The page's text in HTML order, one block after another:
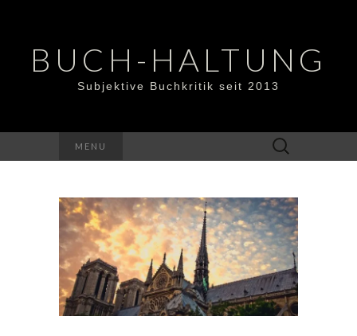
BUCH-HALTUNG
Subjektive Buchkritik seit 2013
MENU
Suchen
nach: